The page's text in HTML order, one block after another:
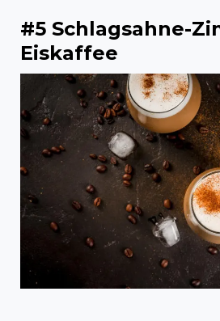
#5 Schlagsahne-
Eiskaffee